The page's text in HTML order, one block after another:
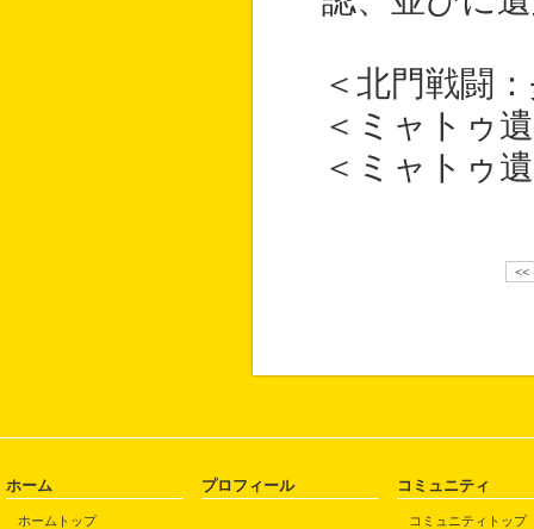
＜北門戦闘
＜ミャトゥ
＜ミャトゥ
<<
ホーム
ホームトップ
プロフィール コミュニティ
コミュニティトップ